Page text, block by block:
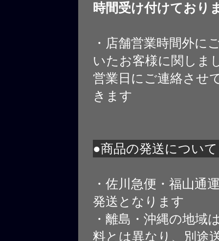
時間受け付けており
・店舗営業時間外に
いたお客様に関しま
営業日にご連絡させ
きます
●商品の発送について
・佐川急便・福山通
発送となります
・離島・沖縄の地域
料とは異なり、別途